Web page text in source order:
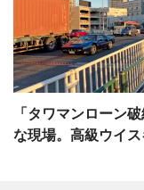
「タワマンローン
な現場。高級ウイ